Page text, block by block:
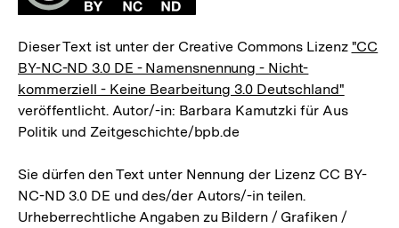
Dieser Text ist unter der Creative Commons Lizenz "CC
BY-NC-ND 3.0 DE - Namensnennung - Nicht-
kommerziell - Keine Bearbeitung 3.0 Deutschland"
veröffentlicht. Autor/-in: Barbara Kamutzki für Aus
Politik und Zeitgeschichte/bpb.de
Sie dürfen den Text unter Nennung der Lizenz CC BY-
NC-ND 3.0 DE und des/der Autors/-in teilen.
Urheberrechtliche Angaben zu Bildern / Grafiken /